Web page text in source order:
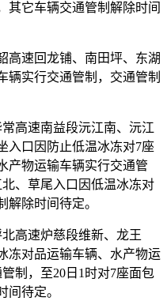
其它车辆交通管制解除时间
速回龙铺、南田坪、东湖
辆实行交通管制，交通管制
高速南益段沅江南、沅江
入口因防止低温冰冻对7座
产物运输车辆实行交通管
、草尾入口因低温冰冻对
解除时间待定。
高速炉慈段维新、龙王
冻对品运输车辆、水产物运
制，至20日1时对7座面包
间待定。